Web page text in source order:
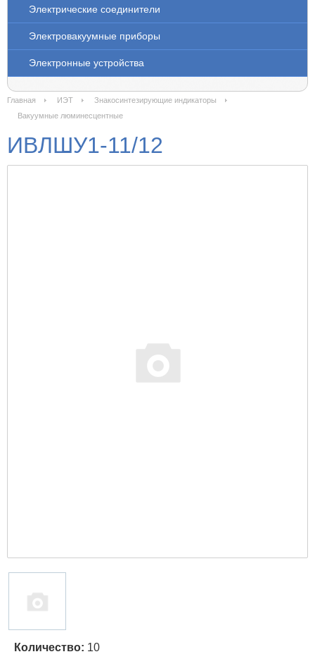
Электрические соединители
Электровакуумные приборы
Электронные устройства
Главная ИЭТ
Знакосинтезирующие индикаторы
Вакуумные люминесцентные
ИВЛШУ1-11/12
Количество: 10